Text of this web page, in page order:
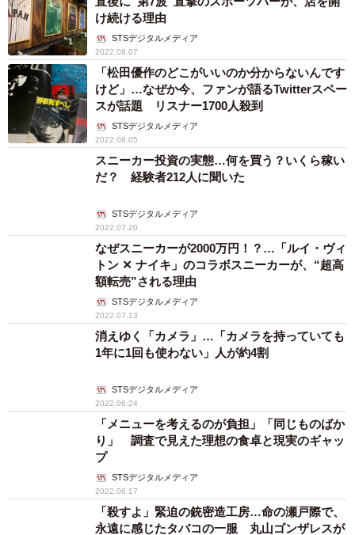
け続ける理由
STSデジタルメディア
2022.08.07
「松田優作のどこがいいのか分からないんです
けど」…なぜか今、ファンが語るTwitterスペー
スが話題 リスナー1700人殺到
STSデジタルメディア
2022.08.05
スニーカー投資の実態…何を買う？いくら稼い
だ？ 経験者212人に聞いた
STSデジタルメディア
2022.07.20
なぜスニーカーが2000万円！？…「ルイ・ヴィ
トン ✕ ナイキ」のコラボスニーカーが、“超高
額転売”される理由
STSデジタルメディア
2022.07.13
消えゆく「カメラ」…「カメラを持っていても
1年に1回も使わない」人が約4割
STSデジタルメディア
2022.06.24
「メニューを考えるのが負担」「同じものばか
り」 調査で見えた理想の食卓と現実のギャッ
プ
STSデジタルメディア
2022.06.17
「殺すよ」緊迫の銃密造工房…命の瀬戸際で、
永遠に感じたタバコの一服 丸山ゴンザレスが